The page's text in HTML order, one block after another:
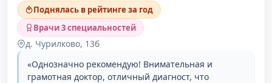
Поднялась в рейтинге за год
Врачи 3 специальностей
д. Чурилково, 13б
«Однозначно рекомендую! Внимательная и
грамотная доктор, отличный диагност, что